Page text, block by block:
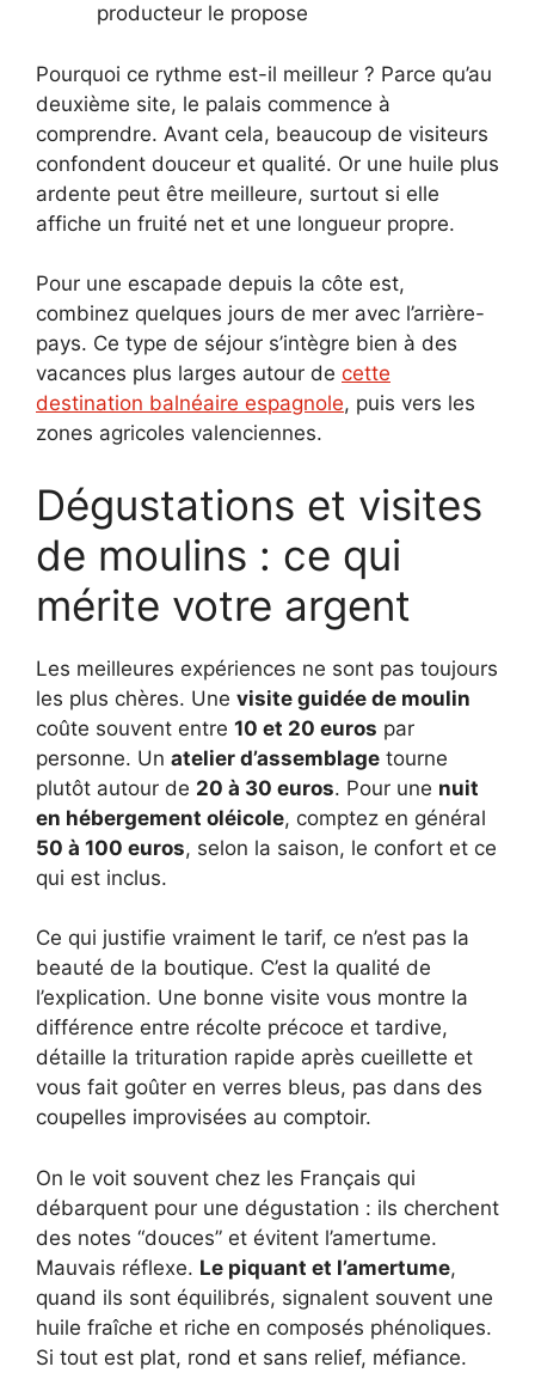
producteur le propose
Pourquoi ce rythme est-il meilleur ? Parce qu’au
deuxième site, le palais commence à
comprendre. Avant cela, beaucoup de visiteurs
confondent douceur et qualité. Or une huile plus
ardente peut être meilleure, surtout si elle
affiche un fruité net et une longueur propre.
Pour une escapade depuis la côte est,
combinez quelques jours de mer avec l’arrière-
pays. Ce type de séjour s’intègre bien à des
vacances plus larges autour de cette
destination balnéaire espagnole, puis vers les
zones agricoles valenciennes.
Dégustations et visites
de moulins : ce qui
mérite votre argent
Les meilleures expériences ne sont pas toujours
les plus chères. Une visite guidée de moulin
coûte souvent entre 10 et 20 euros par
personne. Un atelier d’assemblage tourne
plutôt autour de 20 à 30 euros. Pour une nuit
en hébergement oléicole, comptez en général
50 à 100 euros, selon la saison, le confort et ce
qui est inclus.
Ce qui justifie vraiment le tarif, ce n’est pas la
beauté de la boutique. C’est la qualité de
l’explication. Une bonne visite vous montre la
différence entre récolte précoce et tardive,
détaille la trituration rapide après cueillette et
vous fait goûter en verres bleus, pas dans des
coupelles improvisées au comptoir.
On le voit souvent chez les Français qui
débarquent pour une dégustation : ils cherchent
des notes “douces” et évitent l’amertume.
Mauvais réflexe. Le piquant et l’amertume,
quand ils sont équilibrés, signalent souvent une
huile fraîche et riche en composés phénoliques.
Si tout est plat, rond et sans relief, méfiance.